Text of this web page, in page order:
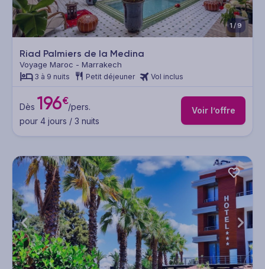
1/9
Riad Palmiers de la Medina
Voyage Maroc - Marrakech
3 à 9 nuits Petit déjeuner Vol inclus
Dès 196€/pers.
pour 4 jours / 3 nuits
Voir l’offre